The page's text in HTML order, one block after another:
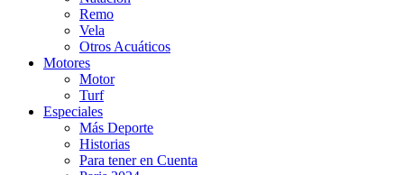
Remo
Vela
Otros Acuáticos
Motores
Motor
Turf
Especiales
Más Deporte
Historias
Para tener en Cuenta